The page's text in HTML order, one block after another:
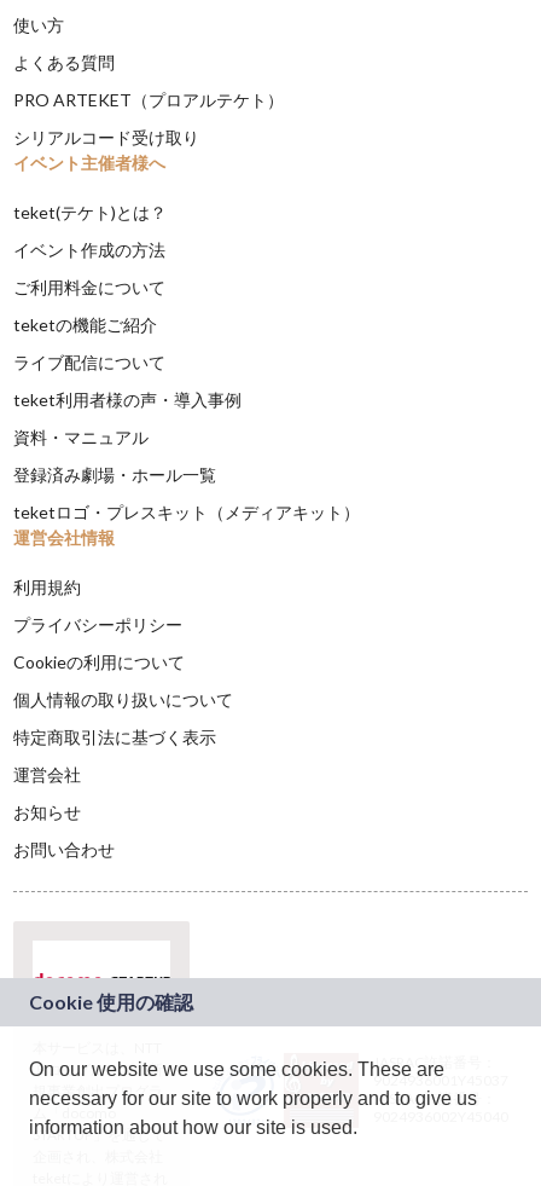
使い方
よくある質問
PRO ARTEKET（プロアルテケト）
シリアルコード受け取り
イベント主催者様へ
teket(テケト)とは？
イベント作成の方法
ご利用料金について
teketの機能ご紹介
ライブ配信について
teket利用者様の声・導入事例
資料・マニュアル
登録済み劇場・ホール一覧
teketロゴ・プレスキット（メディアキット）
運営会社情報
利用規約
プライバシーポリシー
Cookieの利用について
個人情報の取り扱いについて
特定商取引法に基づく表示
運営会社
お知らせ
お問い合わせ
ドコモグループの新
規事業創出プログラ
ム「docomo
STARTUP」を通じて
JASRAC許諾番号：
9024936001Y45037
JASRAC許諾番号：
On our website we use some cookies. These are
necessary for our site to work properly and to give us
information about how our site is used.